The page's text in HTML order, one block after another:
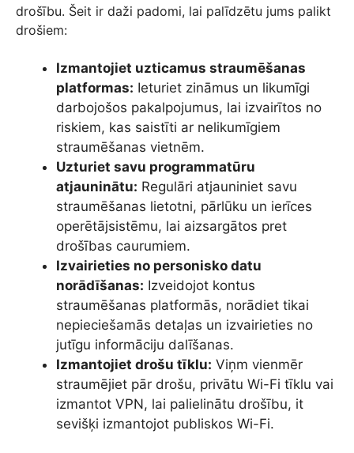
drošību. Šeit ir daži padomi, lai palīdzētu jums palikt
drošiem:
Izmantojiet uzticamus straumēšanas
platformas: Ieturiet zināmus un likumīgi
darbojošos pakalpojumus, lai izvairītos no
riskiem, kas saistīti ar nelikumīgiem
straumēšanas vietnēm.
Uzturiet savu programmatūru
atjauninātu: Regulāri atjauniniet savu
straumēšanas lietotni, pārlūku un ierīces
operētājsistēmu, lai aizsargātos pret
drošības caurumiem.
Izvairieties no personisko datu
norādīšanas: Izveidojot kontus
straumēšanas platformās, norādiet tikai
nepieciešamās detaļas un izvairieties no
jutīgu informāciju dalīšanas.
Izmantojiet drošu tīklu: Viņm vienmēr
straumējiet pār drošu, privātu Wi-Fi tīklu vai
izmantot VPN, lai palielinātu drošību, it
sevišķi izmantojot publiskos Wi-Fi.